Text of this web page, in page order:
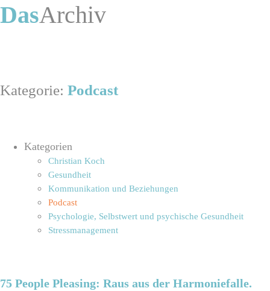
DasArchiv
Kategorie: Podcast
Kategorien
Christian Koch
Gesundheit
Kommunikation und Beziehungen
Podcast
Psychologie, Selbstwert und psychische Gesundheit
Stressmanagement
75 People Pleasing: Raus aus der Harmoniefalle.